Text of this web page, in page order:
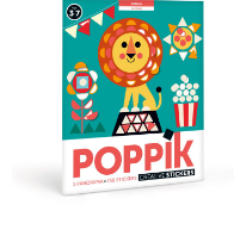
Ajouter à ma liste
d'envies